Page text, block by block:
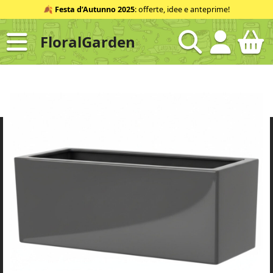
al
contenuto
ID
🍂 Festa d’Autunno 2025: offerte, idee e anteprime!
FloralGarden